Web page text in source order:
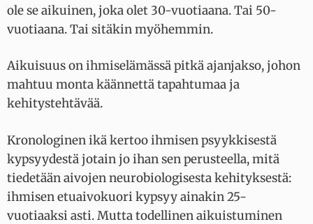
ole se aikuinen, joka olet 30-vuotiaana. Tai 50-
vuotiaana. Tai sitäkin myöhemmin.
Aikuisuus on ihmiselämässä pitkä ajanjakso, johon
mahtuu monta käännettä tapahtumaa ja
kehitystehtävää.
Kronologinen ikä kertoo ihmisen psyykkisestä
kypsyydestä jotain jo ihan sen perusteella, mitä
tiedetään aivojen neurobiologisesta kehityksestä:
ihmisen etuaivokuori kypsyy ainakin 25-
vuotiaaksi asti. Mutta todellinen aikuistuminen